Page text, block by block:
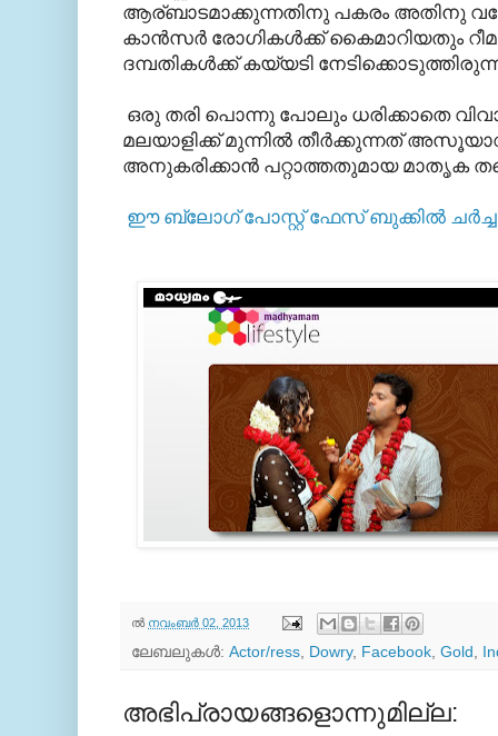
ആര്ബാടമാക്കുന്നതിനു പകരം അതിനു
കാന്‍സര്‍ രോഗികള്‍ക്ക് കൈമാറിയതും
ദമ്പതികള്‍ക്ക് കയ്യടി
ഒരു തരി പൊന്നു പോലും ധരിക്കാതെ
മലയാളിക്ക് മുന്നില്‍ തീര്‍ക്കുന്നത്
അനുകരിക്കാന്‍ പറ്റാത്തതുമായ മാതൃക
ഈ ബ്ലോഗ്‌ പോസ്റ്റ് ഫേസ് ബുക്കില്‍
ല്‍ നവംബർ 02, 2013
ലേബലുകള്‍: Actor/ress, Dowry, Facebook, Gold ,
അഭിപ്രായങ്ങളൊന്നുമില്ല: